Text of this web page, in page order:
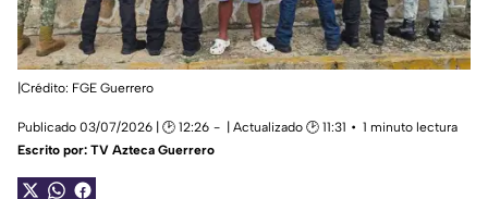
|Crédito: FGE Guerrero
Publicado 03/07/2026 | 🕑 12:26 | Actualizado 🕑 11:31
1 minuto lectura
Escrito por: TV Azteca Guerrero